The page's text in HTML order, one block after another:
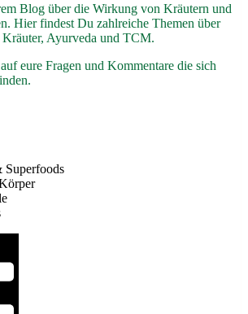
Blog über die Wirkung von Kräutern und
Hier findest Du zahlreiche Themen über
Kräuter, Ayurveda und TCM.
eure Fragen und Kommentare die sich
Superfoods